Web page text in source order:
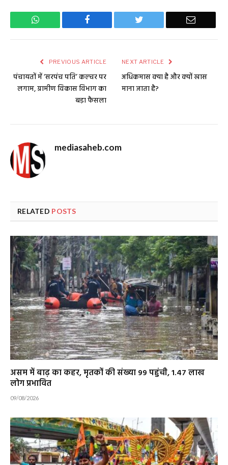
WhatsApp Facebook Twitter Email
PREVIOUS ARTICLE
पंचायतों में ‘सरपंच पति’ कल्चर पर
लगाम, ग्रामीण विकास विभाग का
बड़ा फैसला
NEXT ARTICLE
अधिकमास क्या है और क्यों खास
माना जाता है?
mediasaheb.com
RELATED POSTS
असम में बाढ़ का कहर, मृतकों की संख्या 99 पहुंची, 1.47 लाख
लोग प्रभावित
09/08/2026